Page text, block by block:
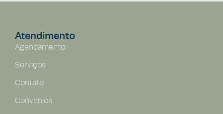
Atendimento
Agendamento
Serviços
Contato
Convênios